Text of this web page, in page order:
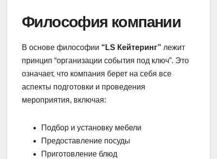
Философия компании
В основе философии “LS Кейтеринг” лежит
принцип “организации события под ключ”. Это
означает, что компания берет на себя все
аспекты подготовки и проведения
мероприятия, включая:
Подбор и установку мебели
Предоставление посуды
Приготовление блюд